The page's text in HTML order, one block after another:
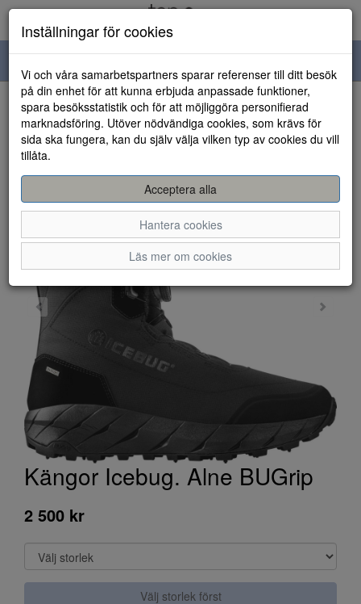
navigation
HEM
Kängor Icebug. Alne BUGrip
2 500 kr
Välj storlek först
Inställningar för cookies
Vi och våra samarbetspartners sparar referenser till ditt besök
på din enhet för att kunna erbjuda anpassade funktioner,
spara besöksstatistik och för att möjliggöra personifierad
marknadsföring. Utöver nödvändiga cookies, som krävs för
sida ska fungera, kan du själv välja vilken typ av cookies du vill
tillåta.
Acceptera alla
Hantera cookies
Läs mer om cookies